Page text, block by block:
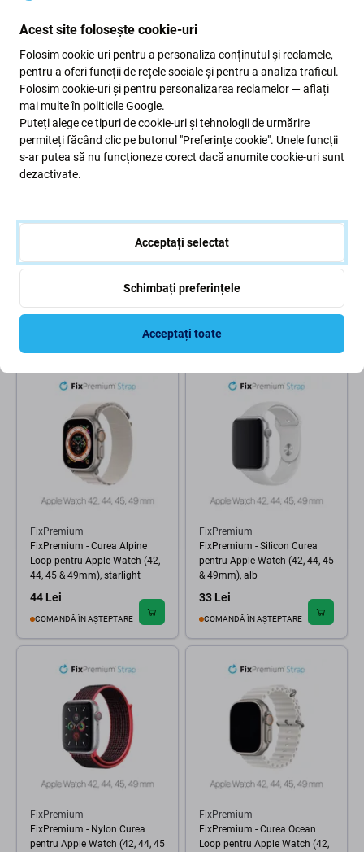
COMANDĂ ÎN AȘTEPTARE
cablu USB-C pentru Apple
FixPremium
Loop pentru Apple Watch (42,
55 Lei
În stoc (shop)
FixPremium
FixPremium - Curea Alpine
Loop pentru Apple Watch (42,
44, 45 & 49mm), starlight
44 Lei
COMANDĂ ÎN AȘTEPTARE
FixPremium
FixPremium - Silicon Curea
pentru Apple Watch (42, 44, 45
& 49mm), alb
33 Lei
COMANDĂ ÎN AȘTEPTARE
FixPremium
FixPremium - Nylon Curea
pentru Apple Watch (42, 44, 45
FixPremium
FixPremium - Curea Ocean
Loop pentru Apple Watch (42,
Acest site folosește cookie-uri
Folosim cookie-uri pentru a personaliza conținutul și reclamele,
pentru a oferi funcții de rețele sociale și pentru a analiza traficul.
Folosim cookie-uri și pentru personalizarea reclamelor — aflați
mai multe în politicile Google.
Puteți alege ce tipuri de cookie-uri și tehnologii de urmărire
permiteți făcând clic pe butonul "Preferințe cookie". Unele funcții
s-ar putea să nu funcționeze corect dacă anumite cookie-uri sunt
dezactivate.
Acceptați selectat
Schimbați preferințele
Acceptați toate